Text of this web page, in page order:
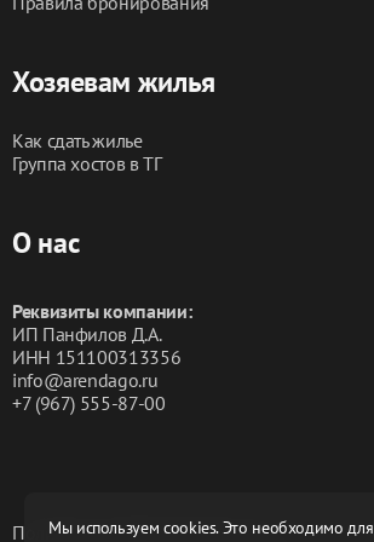
Мы используем cookies. Это необходимо для
Хозяевам жилья
Как сдать жилье
Группа хостов в ТГ
О нас
Реквизиты компании:
ИП Панфилов Д.А.
ИНН 151100313356
info@arendago.ru
+7 (967) 555-87-00
Политика конфиденциальности